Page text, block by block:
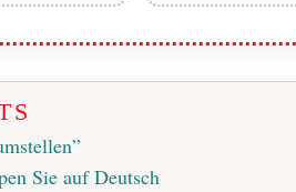
Sie auf Deutsch